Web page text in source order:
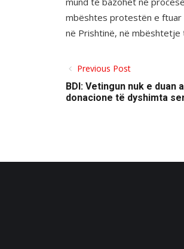
mbështes protestën e ftuar
në Prishtinë, në mbështetje
Previous Post
BDI: Vetingun nuk e duan
donacione të dyshimta